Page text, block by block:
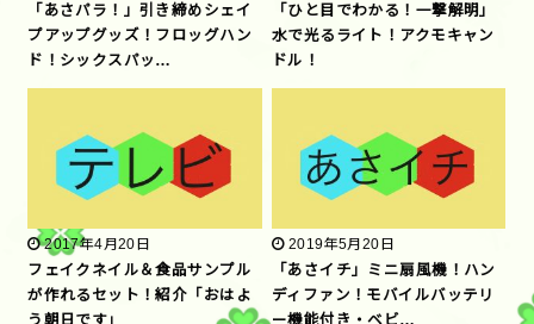
「あさパラ！」引き締めシェイ
プアップグッズ！フロッグハン
ド！シックスパッ…
「ひと目でわかる！一撃解明」
水で光るライト！アクモキャン
ドル！
2017年4月20日
フェイクネイル＆食品サンプル
が作れるセット！紹介「おはよ
う朝日です」
2019年5月20日
「あさイチ」ミニ扇風機！ハン
ディファン！モバイルバッテリ
ー機能付き・ベビ…